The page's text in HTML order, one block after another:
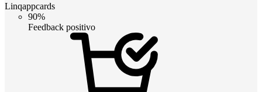
Linqappcards
90%
Feedback positivo